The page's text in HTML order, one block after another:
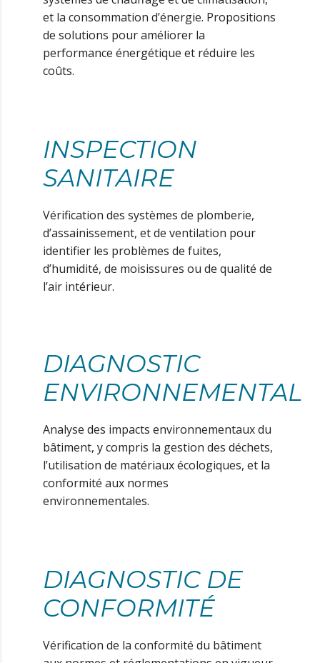
et la consommation d’énergie. Propositions
de solutions pour améliorer la
performance énergétique et réduire les
coûts.
INSPECTION
SANITAIRE
Vérification des systèmes de plomberie,
d’assainissement, et de ventilation pour
identifier les problèmes de fuites,
d’humidité, de moisissures ou de qualité de
l’air intérieur.
DIAGNOSTIC
ENVIRONNEMENTAL
Analyse des impacts environnementaux du
bâtiment, y compris la gestion des déchets,
l’utilisation de matériaux écologiques, et la
conformité aux normes
environnementales.
DIAGNOSTIC DE
CONFORMITÉ
Vérification de la conformité du bâtiment